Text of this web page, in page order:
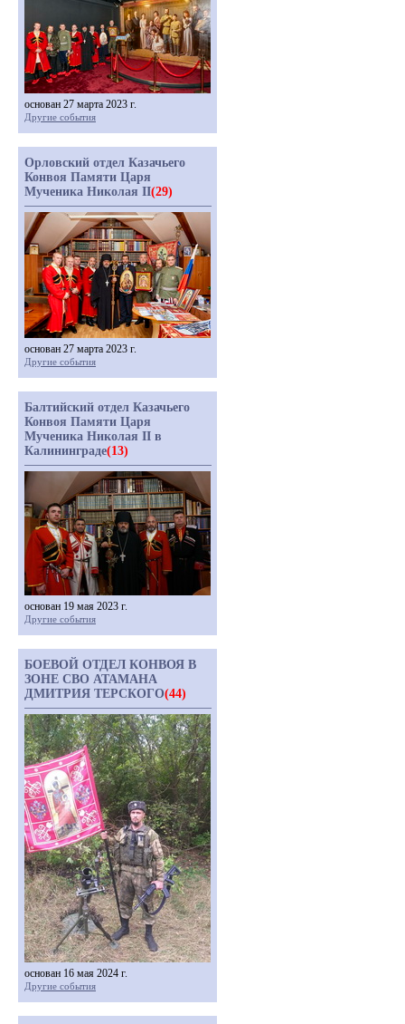
основан 27 марта 2023 г.
Другие события
Орловский отдел Казачьего
Конвоя Памяти Царя
Мученика Николая II(29)
основан 27 марта 2023 г.
Другие события
Балтийский отдел Казачьего
Конвоя Памяти Царя
Мученика Николая II в
Калининграде(13)
основан 19 мая 2023 г.
Другие события
БОЕВОЙ ОТДЕЛ КОНВОЯ В
ЗОНЕ СВО АТАМАНА
ДМИТРИЯ ТЕРСКОГО(44)
основан 16 мая 2024 г.
Другие события